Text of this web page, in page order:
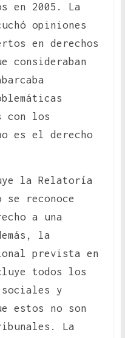
en 2005. La
opiniones
en derechos
consideraban
con los
es el derecho
la Relatoría
se reconoce
a una
la
prevista en
todos los
sociales y
estos no son
La